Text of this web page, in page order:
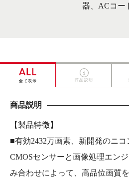
器、ACコー
ALL
全て表示 商品説明
商品説明
【製品特徴】
■有効2432万画素、新開発のニコ
CMOSセンサーと画像処理エン
み合わせによって、高品位画質